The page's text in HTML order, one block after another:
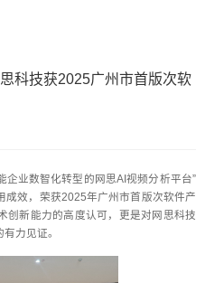
科技获2025广州市首版次软
企业数智化转型的网思AI视频分析平台”
成效，荣获2025年广州市首版次软件产
创新能力的高度认可，更是对网思科技
力见证。